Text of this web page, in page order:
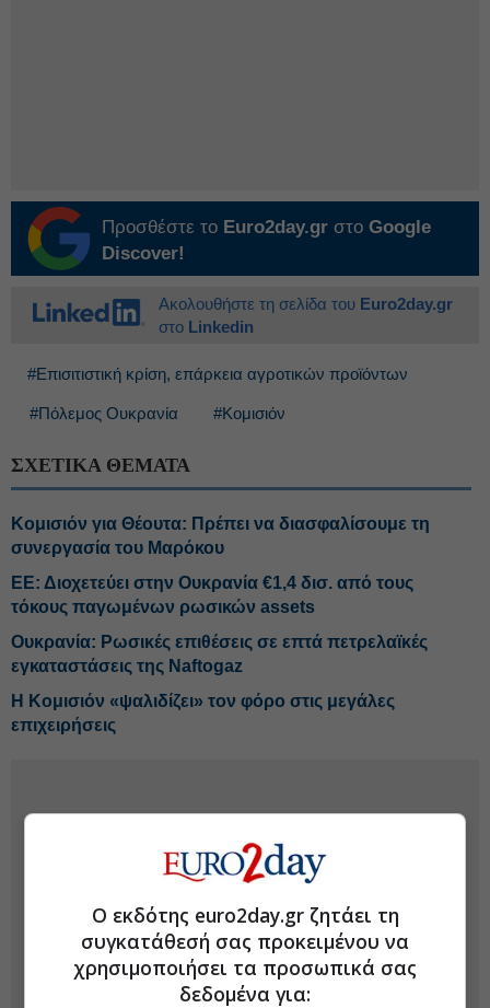
Προσθέστε το Euro2day.gr στο Google
Discover!
Ακολουθήστε τη σελίδα του Euro2day.gr
στο Linkedin
#Επισιτιστική κρίση, επάρκεια αγροτικών προϊόντων
#Πόλεμος Ουκρανία #Κομισιόν
ΣΧΕΤΙΚΑ ΘΕΜΑΤΑ
Κομισιόν για Θέουτα: Πρέπει να διασφαλίσουμε τη
συνεργασία του Μαρόκου
ΕΕ: Διοχετεύει στην Ουκρανία €1,4 δισ. από τους
τόκους παγωμένων ρωσικών assets
Ουκρανία: Ρωσικές επιθέσεις σε επτά πετρελαϊκές
εγκαταστάσεις της Naftogaz
Η Κομισιόν «ψαλιδίζει» τον φόρο στις μεγάλες
επιχειρήσεις
Ο εκδότης euro2day.gr ζητάει τη
συγκατάθεσή σας προκειμένου να
χρησιμοποιήσει τα προσωπικά σας
δεδομένα για: